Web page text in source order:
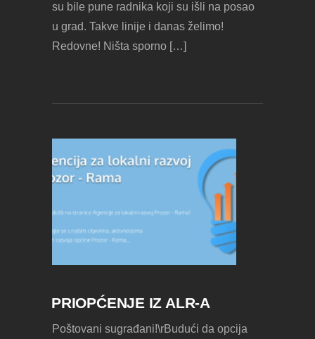
su bile pune radnika koji su išli na posao
u grad. Takve linije i danas želimo!
Redovne! Ništa sporno […]
PRIOPĆENJE IZ ALR-A
Poštovani sugrađani!\rBudući da opcija